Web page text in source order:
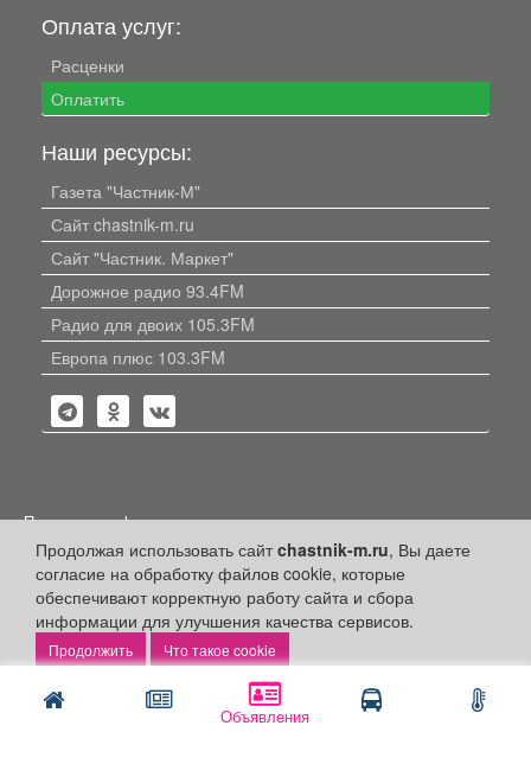
Объявления
Продолжая использовать сайтchastnik-m.ru, Вы даете
согласие на обработку файлов cookie, которые
обеспечивают корректную работу сайта и сбора
информации для улучшения качества сервисов.
Что такое cookie
Оплата услуг:
Расценки
Оплатить
Наши ресурсы:
Газета "Частник-М"
Сайт chastnik-m.ru
Сайт "Частник. Маркет"
Дорожное радио 93.4FM
Радио для двоих 105.3FM
Европа плюс 103.3FM
Политика конфиденциальности
Публикации с пометкой «Реклама», «На правах рекламы»,
«Партнёрский проект» оплачены рекламодателем.
Редакция сайта не несет ответственности за достоверность
информации, содержащейся в рекламных материалах и
объявлениях.
ООО "Частник-М"